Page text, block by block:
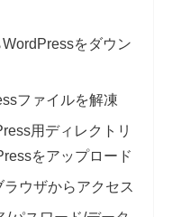
をダウン
ファイルを解凍
用ディレクトリ
をアップロード
ウザからアクセス